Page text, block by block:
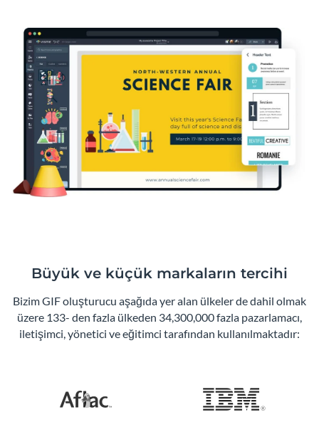
Büyük ve küçük markaların tercihi
Bizim GIF oluşturucu aşağıda yer alan ülkeler de dahil olmak
üzere 133- den fazla ülkeden 34,300,000 fazla pazarlamacı,
iletişimci, yönetici ve eğitimci tarafından kullanılmaktadır: